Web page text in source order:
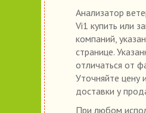
Анализатор
Vi1 купить или
компаний,
странице.
отличаться от
Уточняйте цену
доставки у
При любом